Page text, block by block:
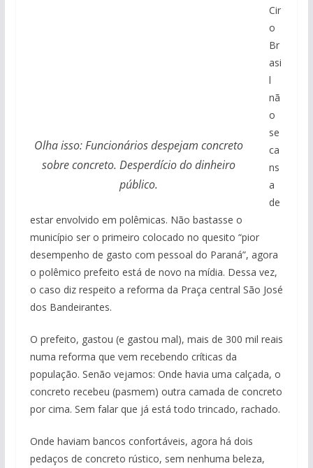
Olha isso: Funcionários despejam concreto
sobre concreto. Desperdício do dinheiro
público.
Cir
o
Br
asi
l
nã
o
se
ca
ns
a
de
estar envolvido em polêmicas. Não bastasse o
município ser o primeiro colocado no quesito “pior
desempenho de gasto com pessoal do Paraná”, agora
o polêmico prefeito está de novo na mídia. Dessa vez,
o caso diz respeito a reforma da Praça central São José
dos Bandeirantes.
O prefeito, gastou (e gastou mal), mais de 300 mil reais
numa reforma que vem recebendo críticas da
população. Senão vejamos: Onde havia uma calçada, o
concreto recebeu (pasmem) outra camada de concreto
por cima. Sem falar que já está todo trincado, rachado.
Onde haviam bancos confortáveis, agora há dois
pedaços de concreto rústico, sem nenhuma beleza,